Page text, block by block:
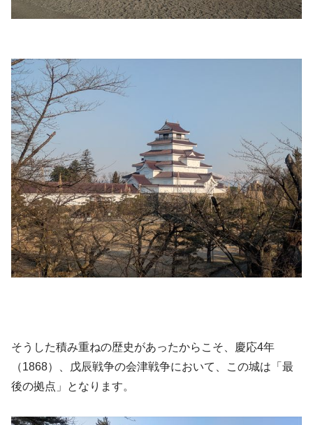
そうした積み重ねの歴史があったからこそ、慶応4年
（1868）、戊辰戦争の会津戦争において、この城は「最
後の拠点」となります。